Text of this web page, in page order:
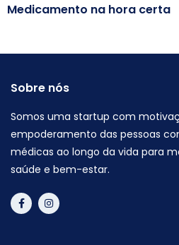
Medicamento na hora certa
Sobre nós
Somos uma startup com
empoderamento das pessoas
médicas ao longo da vida para
saúde e bem-estar.